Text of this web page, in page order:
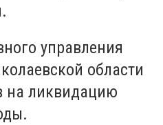
управления
области
на ликвидацию